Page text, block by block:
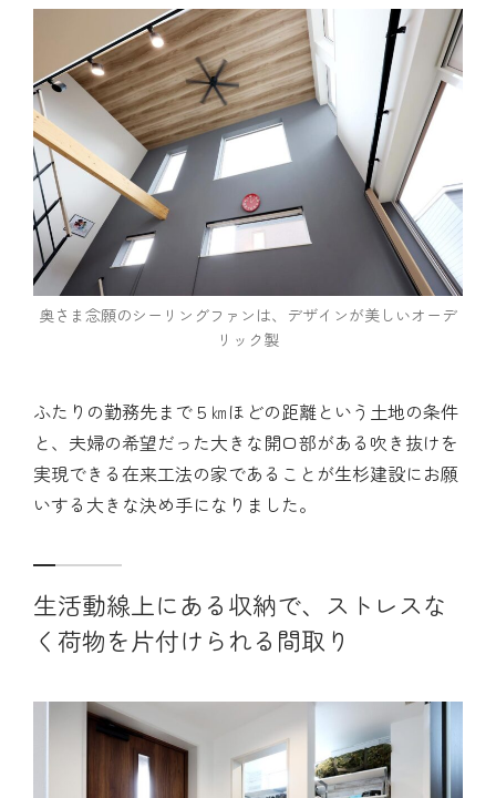
奥さま念願のシーリングファンは、デザインが美しいオーデ
リック製
ふたりの勤務先まで５㎞ほどの距離という土地の条件
と、夫婦の希望だった大きな開口部がある吹き抜けを
実現できる在来工法の家であることが生杉建設にお願
いする大きな決め手になりました。
生活動線上にある収納で、ストレスな
く荷物を片付けられる間取り